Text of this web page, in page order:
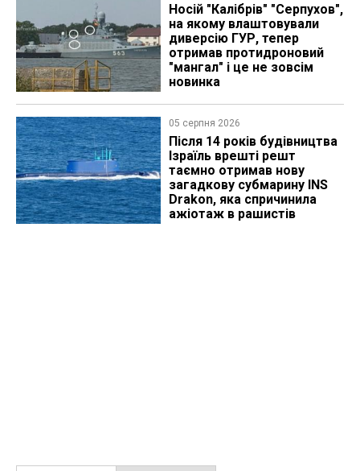
Носій "Калібрів" "Серпухов",
на якому влаштовували
диверсію ГУР, тепер
отримав протидроновий
"мангал" і це не зовсім
новинка
05 серпня 2026
Після 14 років будівництва
Ізраїль врешті решт
таємно отримав нову
загадкову субмарину INS
Drakon, яка спричинила
ажіотаж в рашистів